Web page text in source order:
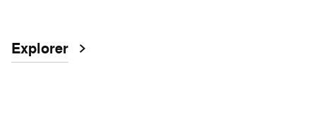
Explorer